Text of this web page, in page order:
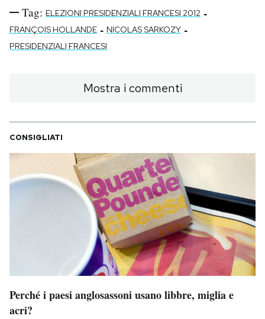
Tag: ELEZIONI PRESIDENZIALI FRANCESI 2012 -
FRANÇOIS HOLLANDE - NICOLAS SARKOZY -
PRESIDENZIALI FRANCESI
Mostra i commenti
CONSIGLIATI
Perché i paesi anglosassoni usano libbre, miglia e
acri?